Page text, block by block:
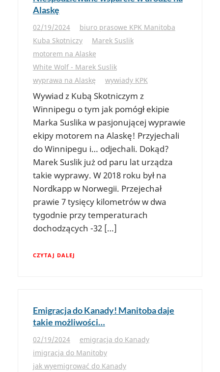
Alaskę
02/19/2024
biuro prasowe KPK Manitoba
Kuba Skotniczy
Marek Suslik
motorem na Alaskę
White Wolf - Marek Suslik
wyprawa na Alaskę
wywiady KPK
Wywiad z Kubą Skotniczym z
Winnipegu o tym jak pomógł ekipie
Marka Suslika w pasjonującej wyprawie
ekipy motorem na Alaskę! Przyjechali
do Winnipegu i… odjechali. Dokąd?
Marek Suslik już od paru lat urządza
takie wyprawy. W 2018 roku był na
Nordkapp w Norwegii. Przejechał
prawie 7 tysięcy kilometrów w dwa
tygodnie przy temperaturach
dochodzących -32 […]
CZYTAJ DALEJ
Emigracja do Kanady! Manitoba daje
takie możliwości…
02/19/2024
emigracja do Kanady
imigracja do Manitoby
jak wyemigrować do Kanady